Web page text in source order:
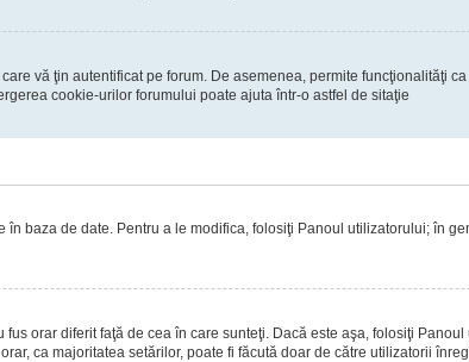
vă ţin autentificat pe forum. De asemenea, permite funcţionalităţi
cookie-urilor forumului poate ajuta într-o astfel de sitaţie
baza de date. Pentru a le modifica, folosiţi Panoul utilizatorului; în
orar diferit faţă de cea în care sunteţi. Dacă este aşa, folosiţi
ca majoritatea setărilor, poate fi făcută doar de către utilizatorii